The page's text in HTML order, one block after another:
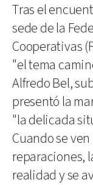
Tras el
sede de la
Cooperativas
"el tema
Alfredo Bel,
presentó la
"la delicada
Cuando se
reparaciones,
realidad y se